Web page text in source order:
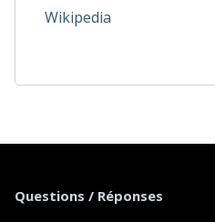
Wikipedia
Questions / Réponses